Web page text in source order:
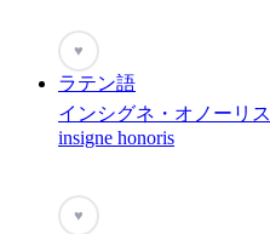
♥
ラテン語
インシグネ・オノーリス
insigne honoris
♥